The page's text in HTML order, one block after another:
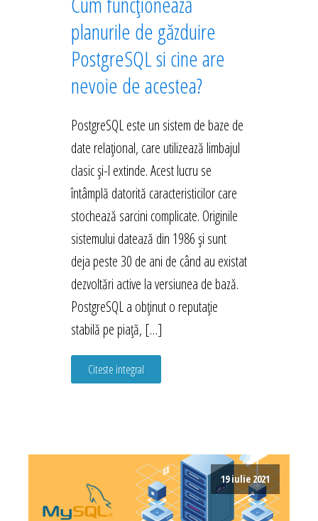
planurile de găzduire
PostgreSQL si cine are
nevoie de acestea?
PostgreSQL este un sistem de baze de
date relațional, care utilizează limbajul
clasic și-l extinde. Acest lucru se
întâmplă datorită caracteristicilor care
stochează sarcini complicate. Originile
sistemului datează din 1986 și sunt
deja peste 30 de ani de când au existat
dezvoltări active la versiunea de bază.
PostgreSQL a obținut o reputație
stabilă pe piață, […]
Citeste integral
19 iulie 2021